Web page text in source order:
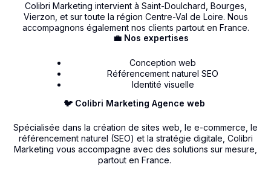
🐦 Colibri Marketing Agence web
Spécialisée dans la création de sites web, le e-commerce, le
référencement naturel (SEO) et la stratégie digitale, Colibri
Marketing vous accompagne avec des solutions sur mesure,
partout en France.
💼 Nos expertises
Conception web
Référencement naturel SEO
Identité visuelle
Colibri Marketing intervient à Saint-Doulchard, Bourges,
Vierzon, et sur toute la région Centre-Val de Loire. Nous
accompagnons également nos clients partout en France.